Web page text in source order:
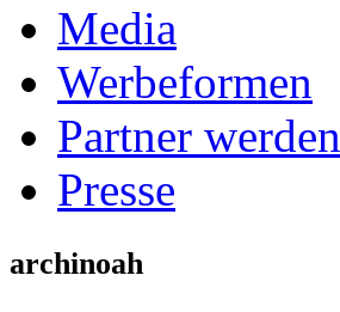
Media
Werbeformen
Partner werden
Presse
archinoah